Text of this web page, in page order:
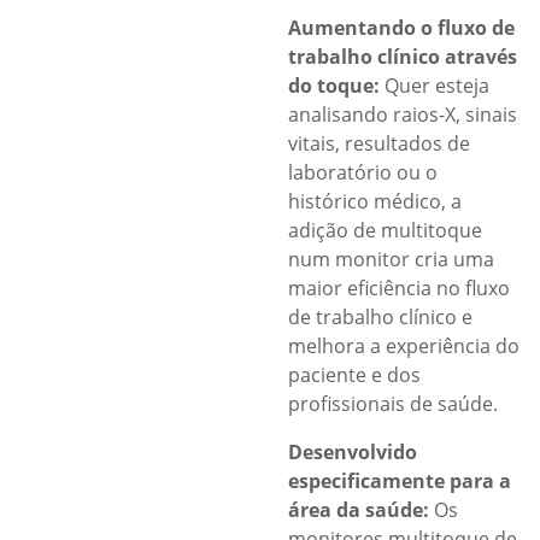
Aumentando o fluxo de
trabalho clínico através
do toque: Quer esteja
analisando raios-X, sinais
vitais, resultados de
laboratório ou o
histórico médico, a
adição de multitoque
num monitor cria uma
maior eficiência no fluxo
de trabalho clínico e
melhora a experiência do
paciente e dos
profissionais de saúde.
Desenvolvido
especificamente para a
área da saúde: Os